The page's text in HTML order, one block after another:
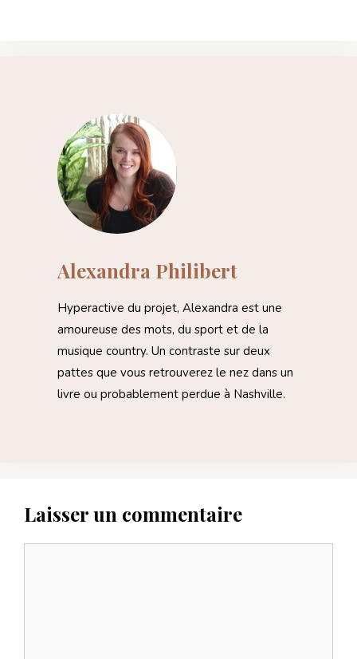
Alexandra Philibert
Hyperactive du projet, Alexandra est une
amoureuse des mots, du sport et de la
musique country. Un contraste sur deux
pattes que vous retrouverez le nez dans un
livre ou probablement perdue à Nashville.
Laisser un commentaire